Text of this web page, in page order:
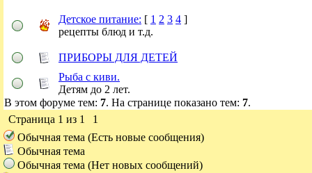
Детское питание: [ 1 2 3 4 ]
рецепты блюд и т.д.
ПРИБОРЫ ДЛЯ ДЕТЕЙ
Рыба с киви.
Детям до 2 лет.
В этом форуме тем: 7. На странице показано тем: 7.
Страница 1 из 1
1
Обычная тема (Есть новые сообщения)
Обычная тема
Обычная тема (Нет новых сообщений)